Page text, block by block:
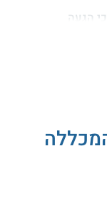
הגעה
עוסקים
מקצועות הטיפול,
את
ניתן